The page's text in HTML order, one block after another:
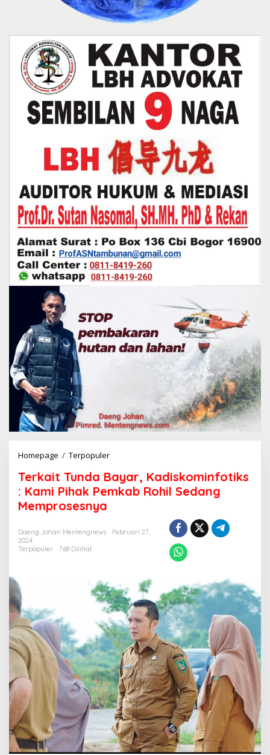
Homepage / Terpopuler
r
k
a
T
B
a
y
a
r
,
K
a
d
i
s
k
o
m
i
n
Terkait Tunda Bayar, Kadiskominfotiks
: Kami Pihak Pemkab Rohil Sedang
Memprosesnya
Daeng Johan Mentengnews
Februari 27,
2024
Terpopuler
768 Dilihat